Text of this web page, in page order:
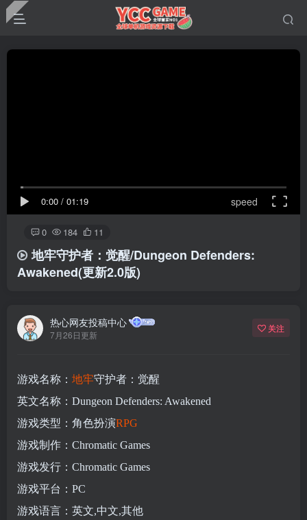
0:00 / 01:19 speed
0 184 11
地牢守护者：觉醒/Dungeon Defenders:
Awakened(更新2.0版)
热心网友投稿中心
7月26日更新
关注
游戏名称： 地牢守护者：觉醒
英文名称：Dungeon Defenders: Awakened
游戏类型：角色扮演RPG
游戏制作：Chromatic Games
游戏发行：Chromatic Games
游戏平台：PC
游戏语言：英文,中文,其他